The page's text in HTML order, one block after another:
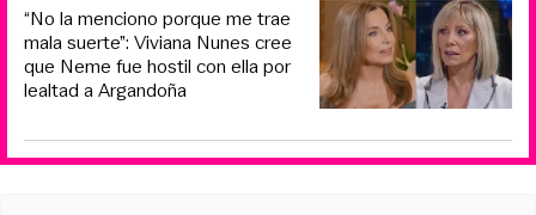
“No la menciono porque me trae
mala suerte”: Viviana Nunes cree
que Neme fue hostil con ella por
lealtad a Argandoña